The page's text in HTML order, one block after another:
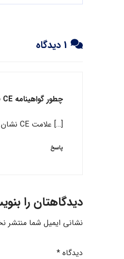
1 دیدگاه
چطور گواهینامه CE فوری بگیریم؟ (راهنمای کامل ۲۰۲۵) - شرکت ایزو - رایان سرت
[…] علامت CE نشان می‌دهد که محصول شما با استانداردهای ایمنی، سلامت و محیط زیست اتحادیه اروپا مطابقت دارد. […]
پاسخ
دیدگاهتان را
نشانی ایمیل شما منتشر
دیدگاه *